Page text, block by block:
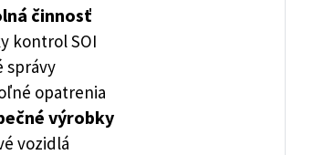
činnosť
kontrol SOI
správy
opatrenia
výrobky
vozidlá